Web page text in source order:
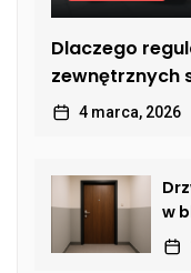
Dlaczego
zewnętrznych
kosztownych
4 marca, 2026
w
by